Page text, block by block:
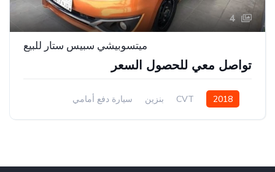
4
ميتسوبيشي سبيس ستار للبيع
تواصل معي للحصول السعر
2018
CVT بنزين سيارة دفع أمامي